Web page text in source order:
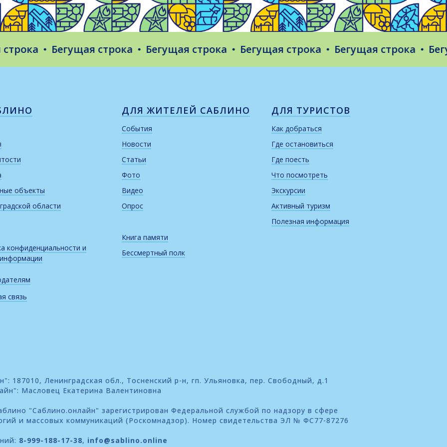
Бегущая строка Бегущая строка Бегущая строка Бегущая строка
объекты
области
конфиденциальности и
связь
ДЛЯ ЖИТЕЛЕЙ САБЛИНО
События
Новости
Статьи
Фото
Видео
Опрос
Книга памяти
Бессмертный полк
ДЛЯ ТУРИСТОВ
Как добраться
Где остановиться
Где поесть
Что посмотреть
Экскурсии
Активный туризм
Полезная информация
187010, Ленинградская обл., Тосненский р-н, гп. Ульяновка, пер. Свободный, д.1
Масловец Екатерина Валентиновна
"Саблино.онлайн" зарегистрирован Федеральной службой по надзору в сфере
и массовых коммуникаций (Роскомнадзор). Номер свидетельства ЭЛ № ФС77-87276
8-999-188-17-38, info@sablino.online